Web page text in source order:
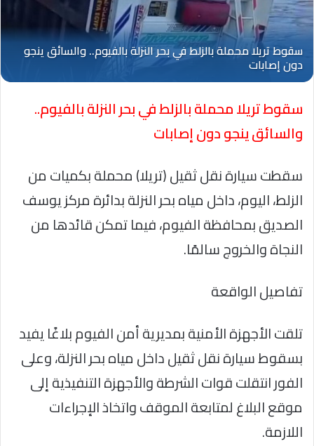
سقوط تريلا محملة بالزلط في بحر النزلة بالفيوم..
والسائق ينجو دون إصابات
سقطت سيارة نقل ثقيل (تريلا) محملة بكميات من
الزلط، اليوم، داخل مياه بحر النزلة بدائرة مركز يوسف
الصديق بمحافظة الفيوم، فيما تمكن قائدها من
النجاة والخروج سالمًا.
تفاصيل الواقعة
تلقت الأجهزة الأمنية بمديرية أمن الفيوم بلاغًا يفيد
بسقوط سيارة نقل ثقيل داخل مياه بحر النزلة، وعلى
الفور انتقلت قوات الشرطة والأجهزة التنفيذية إلى
موقع البلاغ لمتابعة الموقف واتخاذ الإجراءات
اللازمة.